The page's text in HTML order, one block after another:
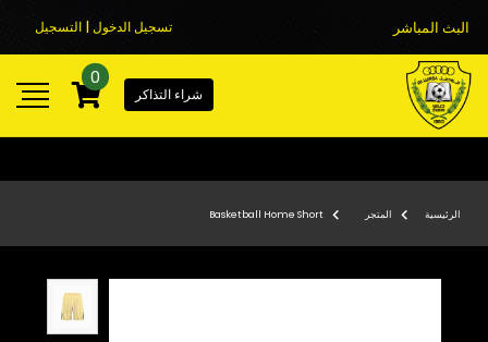
البث المباشر تسجيل الدخول | التسجيل
شراء التذاكر
0
الرئيسية المتجر Basketball Home Short